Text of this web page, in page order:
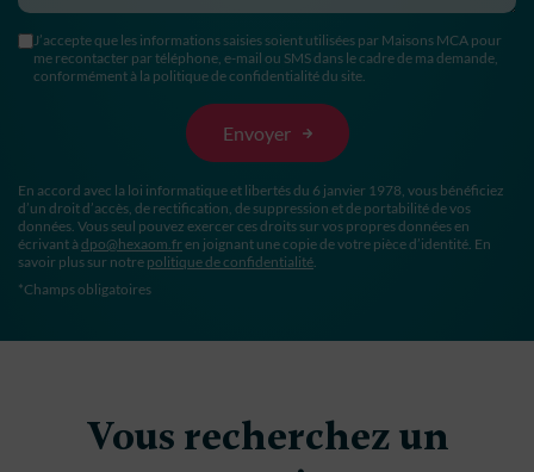
J’accepte que les informations saisies soient utilisées par Maisons MCA pour
me recontacter par téléphone, e-mail ou SMS dans le cadre de ma demande,
conformément à la politique de confidentialité du site.
En accord avec la loi informatique et libertés du 6 janvier 1978, vous bénéficiez
d’un droit d’accès, de rectification, de suppression et de portabilité de vos
données. Vous seul pouvez exercer ces droits sur vos propres données en
écrivant à dpo@hexaom.fr en joignant une copie de votre pièce d’identité. En
savoir plus sur notre politique de confidentialité.
*Champs obligatoires
Vous recherchez un